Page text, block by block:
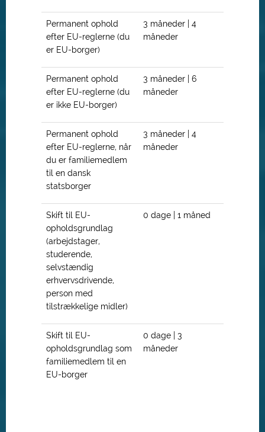
Permanent ophold
efter EU-reglerne (du
er EU-borger)
3 måneder | 4
måneder
Permanent ophold
efter EU-reglerne (du
er ikke EU-borger)
3 måneder | 6
måneder
Permanent ophold
efter EU-reglerne, når
du er familiemedlem
til en dansk
statsborger
3 måneder | 4
måneder
Skift til EU-
opholdsgrundlag
(arbejdstager,
studerende,
selvstændig
erhvervsdrivende,
person med
tilstrækkelige midler)
0 dage | 1 måned
Skift til EU-
opholdsgrundlag som
familiemedlem til en
EU-borger
0 dage | 3
måneder